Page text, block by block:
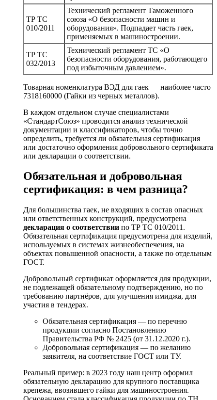
ТР ТС
010/2011
Технический регламент Таможенного
союза «О безопасности машин и
оборудования». Подпадает часть гаек,
применяемых в машиностроении.
ТР ТС
032/2013
Технический регламент ТС «О
безопасности оборудования, работающего
под избыточным давлением».
Товарная номенклатура ВЭД для гаек — наиболее часто
7318160000 (Гайки из черных металлов).
В каждом отдельном случае специалистами
«СтандартСоюз» проводится анализ технической
документации и классификаторов, чтобы точно
определить, требуется ли обязательная сертификация
или достаточно оформления добровольного сертификата
или декларации о соответствии.
Обязательная и добровольная
сертификация: в чем разница?
Для большинства гаек, не входящих в состав опасных
или ответственных конструкций, предусмотрена
декларация о соответствии по ТР ТС 010/2011.
Обязательная сертификация предусмотрена для изделий,
используемых в системах жизнеобеспечения, на
объектах повышенной опасности, а также по отдельным
ГОСТ.
Добровольный сертификат оформляется для продукции,
не подлежащей обязательному подтверждению, но по
требованию партнёров, для улучшения имиджа, для
участия в тендерах.
Обязательная сертификация — по перечню
продукции согласно Постановлению
Правительства РФ № 2425 (от 31.12.2020 г.).
Добровольная сертификация — по желанию
заявителя, на соответствие ГОСТ или ТУ.
Реальный пример: в 2023 году наш центр оформил
обязательную декларацию для крупного поставщика
крепежа, ввозившего гайки для машиностроения.